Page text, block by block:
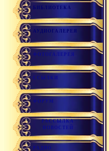
БИБЛИОТЕКА
АУДИОГАЛЕРЕЯ
ФОТОГАЛЕРЕЯ
ССЫЛКИ
ФОРУМ
РАССЫЛКА
НОВОСТЕЙ
РАДИО